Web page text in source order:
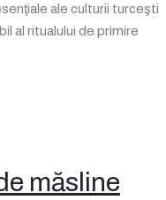
ale culturii turceşti
al ritualului de primire
măsline